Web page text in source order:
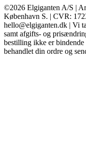
©2026 Elgiganten A/S |
København S. | CVR:
hello@elgiganten.dk | Vi
samt afgifts- og
bestilling ikke er
behandlet din ordre og